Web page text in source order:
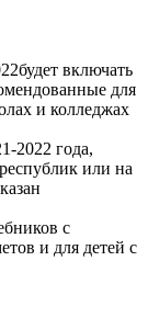
включать
для
и колледжах
2022 года,
или на
с
и для детей с